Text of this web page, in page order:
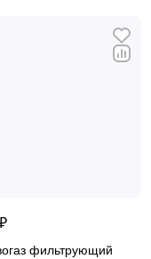
фильтрующий